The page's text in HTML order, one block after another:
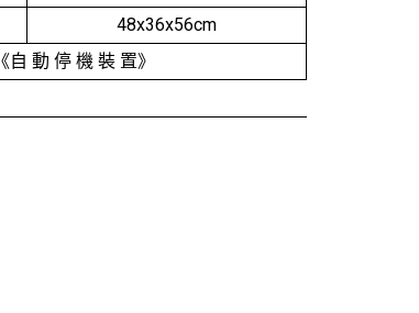
48x36x56cm
《自 動 停 機 裝 置》